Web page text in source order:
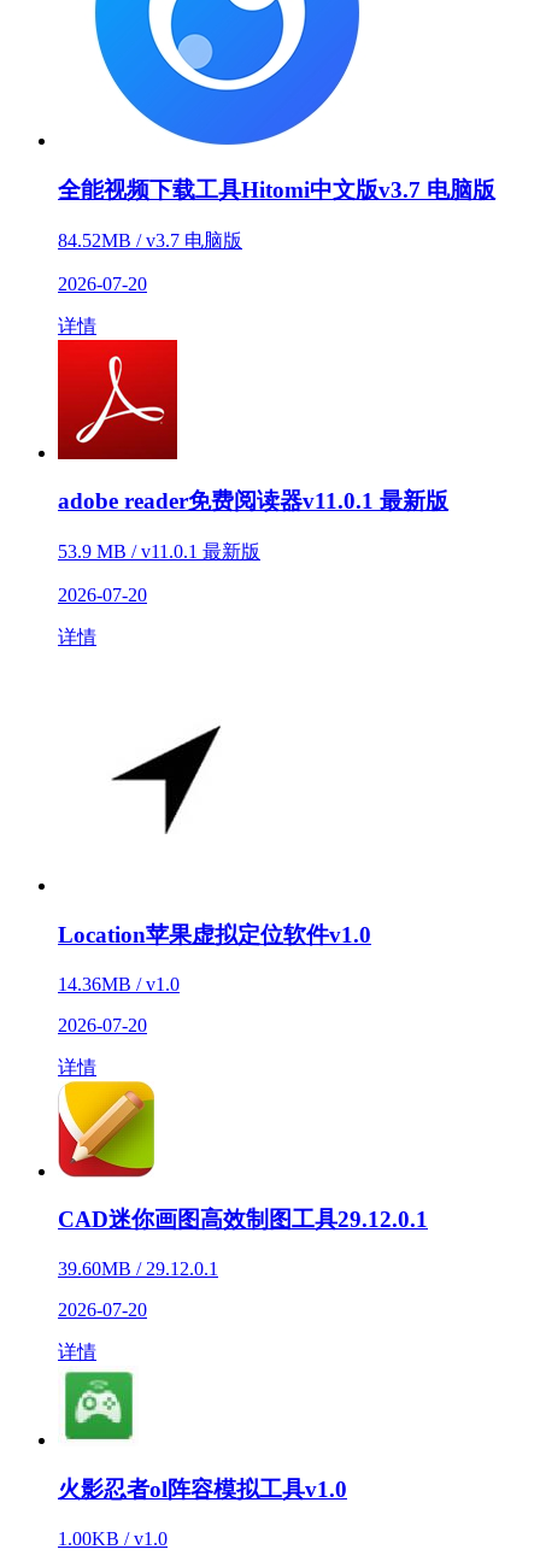
全能视频下载工具Hitomi中文版v3.7 电脑版
84.52MB / v3.7 电脑版
2026-07-20
详情
adobe reader免费阅读器v11.0.1 最新版
53.9 MB / v11.0.1 最新版
2026-07-20
详情
Location苹果虚拟定位软件v1.0
14.36MB / v1.0
2026-07-20
详情
CAD迷你画图高效制图工具29.12.0.1
39.60MB / 29.12.0.1
2026-07-20
详情
火影忍者ol阵容模拟工具v1.0
1.00KB / v1.0